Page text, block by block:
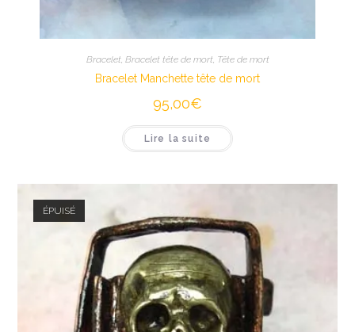
Bracelet, Bracelet tête de mort, Tête de mort
Bracelet Manchette tête de mort
95,00€
Lire la suite
ÉPUISÉ